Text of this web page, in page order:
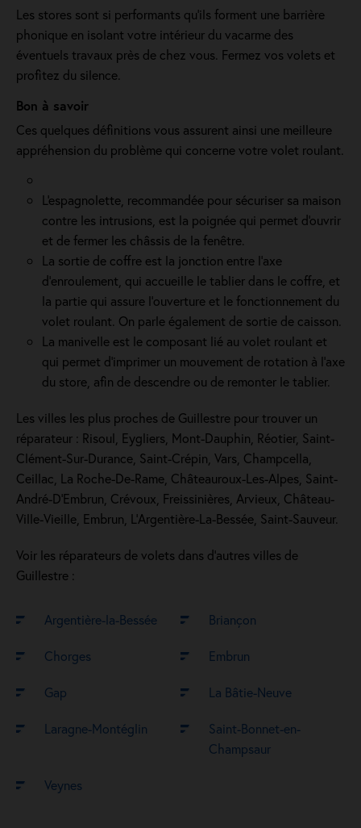
Les stores sont si performants qu’ils forment une barrière
phonique en isolant votre intérieur du vacarme des
éventuels travaux près de chez vous. Fermez vos volets et
profitez du silence.
Bon à savoir
Ces quelques définitions vous assurent ainsi une meilleure
appréhension du problème qui concerne votre volet roulant.
L'espagnolette, recommandée pour sécuriser sa maison
contre les intrusions, est la poignée qui permet d'ouvrir
et de fermer les châssis de la fenêtre.
La sortie de coffre est la jonction entre l’axe
d’enroulement, qui accueille le tablier dans le coffre, et
la partie qui assure l’ouverture et le fonctionnement du
volet roulant. On parle également de sortie de caisson.
La manivelle est le composant lié au volet roulant et
qui permet d’imprimer un mouvement de rotation à l’axe
du store, afin de descendre ou de remonter le tablier.
Les villes les plus proches de Guillestre pour trouver un
réparateur : Risoul, Eygliers, Mont-Dauphin, Réotier, Saint-
Clément-Sur-Durance, Saint-Crépin, Vars, Champcella,
Ceillac, La Roche-De-Rame, Châteauroux-Les-Alpes, Saint-
André-D'Embrun, Crévoux, Freissinières, Arvieux, Château-
Ville-Vieille, Embrun, L'Argentière-La-Bessée, Saint-Sauveur.
Voir les réparateurs de volets dans d’autres villes de
Guillestre :
Argentière-la-Bessée Briançon
Chorges Embrun
Gap La Bâtie-Neuve
Laragne-Montéglin
Saint-Bonnet-en-
Champsaur
Veynes